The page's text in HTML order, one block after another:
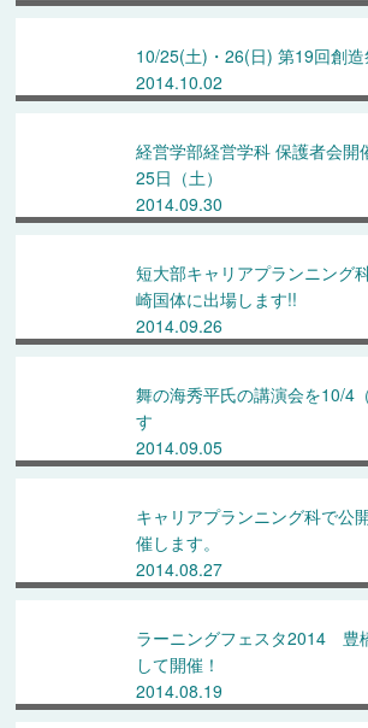
10/25(土)・26(日) 第19回創造
2014.10.02
経営学部経営学科 保護者会開
25日（土）
2014.09.30
短大部キャリアプランニング
崎国体に出場します!!
2014.09.26
舞の海秀平氏の講演会を10/4
す
2014.09.05
キャリアプランニング科で公
催します。
2014.08.27
ラーニングフェスタ2014 豊
して開催！
2014.08.19